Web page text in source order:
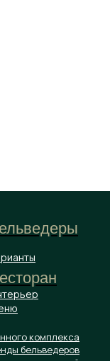
бельведеров
комплекса